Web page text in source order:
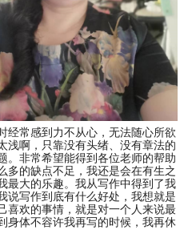
经常感到力不从心，无法随心所欲
浅啊，只靠没有头绪、没有章法的
。非常希望能得到各位老师的帮助
多的缺点不足，我还是会在有生之
最大的乐趣。我从写作中得到了我
说写作到底有什么好处，我想就是
喜欢的事情，就是对一个人来说最
身体不容许我再写的时候，我再休